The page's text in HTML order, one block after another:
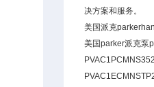
决方案和服务。
美国派克
美国parker派克泵